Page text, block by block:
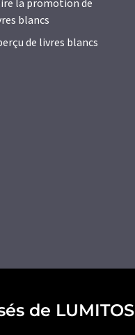
la promotion de
blancs
de livres blancs
de LUMITOS